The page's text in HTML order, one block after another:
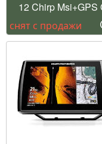
12 Chirp Msi+GPS
снят с продажи